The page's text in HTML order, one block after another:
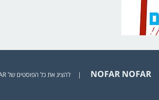
NOFAR NOFAR
| להציג את כל הפוסטים של NOFAR